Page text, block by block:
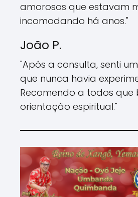
amorosos que estavam
incomodando há anos."
João P.
"Após a consulta, senti
que nunca havia
Recomendo a todos que
orientação espiritual."